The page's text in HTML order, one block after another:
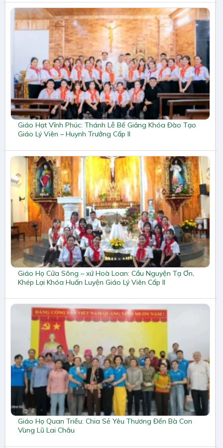
Giáo Hạt Vĩnh Phúc: Thánh Lễ Bế Giảng Khóa Đào Tạo
Giáo Lý Viên – Huynh Trưởng Cấp II
Giáo Họ Cửa Sông – xứ Hoà Loan: Cầu Nguyện Tạ Ơn,
Khép Lại Khóa Huấn Luyện Giáo Lý Viên Cấp II
Giáo Họ Quan Triều: Chia Sẻ Yêu Thương Đến Bà Con
Vùng Lũ Lai Châu